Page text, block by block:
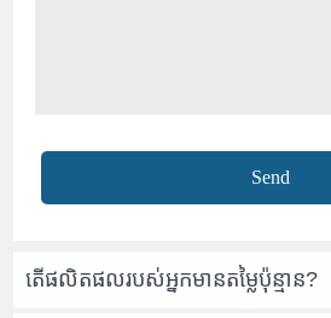
តើផលិតផលរបស់អ្នកមានតម្លៃប៉ុន្មាន?